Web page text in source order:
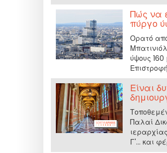
Πώς να
πύργο
Ορατό
ύψους
Είναι
Παλαί
Γ'... και